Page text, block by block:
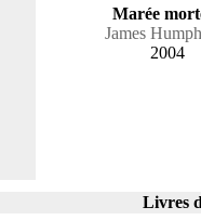
Marée
James
2004
Livres